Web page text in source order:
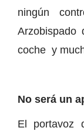
ningún
Arzobispado
coche y
No será un
El portavoz